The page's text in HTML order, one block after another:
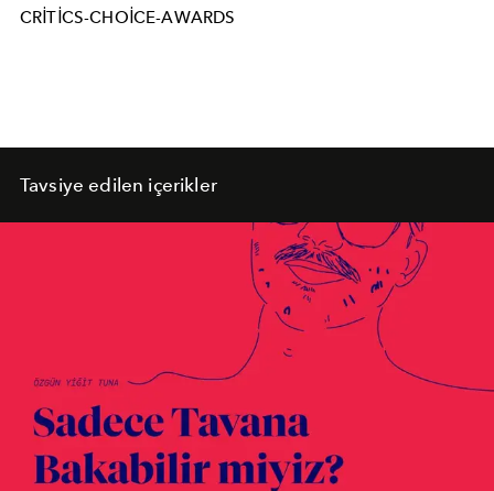
CRITICS-CHOICE-AWARDS
Tavsiye edilen içerikler